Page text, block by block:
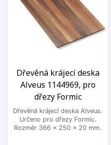
Dřevěná krájecí deska
Alveus 1144969, pro
dřezy Formic
Dřevěná krájecí deska Alveus.
Určeno pro dřezy Formic.
Rozměr 366 x 250 x 20 mm.